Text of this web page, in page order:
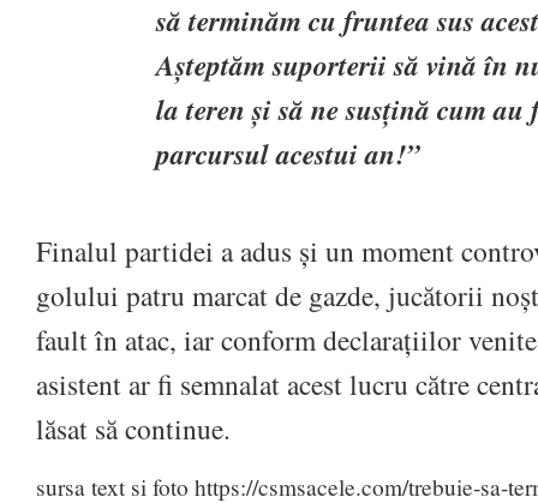
să terminăm cu fruntea sus
Așteptăm suporterii să vină în
la teren și să ne susțină cum au
parcursul acestui an!”
Finalul partidei a adus și un moment
golului patru marcat de gazde, jucătorii
fault în atac, iar conform declarațiilor
asistent ar fi semnalat acest lucru către
lăsat să continue.
sursa text si foto https://csmsacele.com/trebuie-sa-